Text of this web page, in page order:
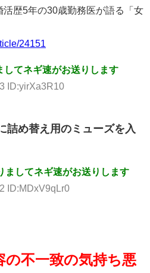
歴5年の30歳勤務医が語る「女
24151
してネギ速がお送りします
ID:yirXa3R10
詰め替え用のミューズを入
ましてネギ速がお送りします
ID:MDxV9qLr0
の不一致の気持ち悪